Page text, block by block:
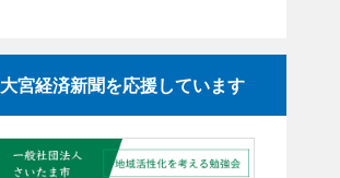
大宮経済新聞を応援しています